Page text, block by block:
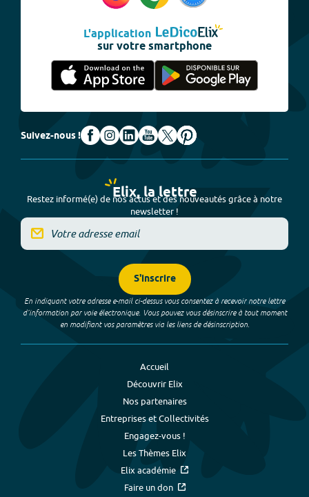
L'application
sur votre smartphone
Suivez-nous !
Elix, la lettre
Restez informé(e) de nos actus et des nouveautés grâce à notre
newsletter !
S'inscrire
En indiquant votre adresse e-mail ci-dessus vous consentez à recevoir notre lettre
d’information par voie électronique. Vous pouvez vous désinscrire à tout moment
en modifiant vos paramètres via les liens de désinscription.
Accueil
Découvrir Elix
Nos partenaires
Entreprises et Collectivités
Engagez-vous !
Les Thèmes Elix
Elix académie
Faire un don